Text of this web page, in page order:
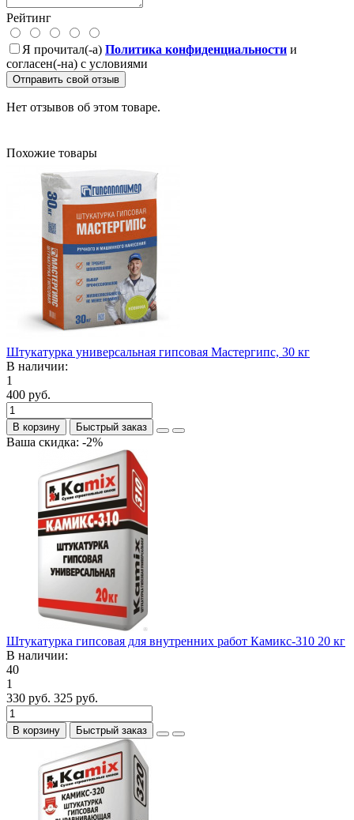
Рейтинг
Я прочитал(-а) Политика конфиденциальности и
согласен(-на) с условиями
Отправить свой отзыв
Нет отзывов об этом товаре.
Похожие товары
Штукатурка универсальная гипсовая Мастергипс, 30 кг
В наличии:
1
400 руб.
В корзину Быстрый заказ
Ваша скидка: -2%
Штукатурка гипсовая для внутренних работ Камикс-310 20 кг
В наличии:
40
1
330 руб. 325 руб.
В корзину Быстрый заказ